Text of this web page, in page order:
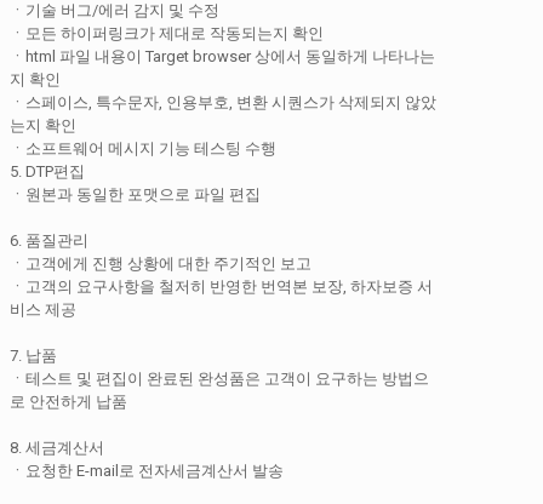
ㆍ기술 버그/에러 감지 및 수정
ㆍ모든 하이퍼링크가 제대로 작동되는지 확인
ㆍhtml 파일 내용이 Target browser 상에서 동일하게 나타나는
지 확인
ㆍ스페이스, 특수문자, 인용부호, 변환 시퀀스가 삭제되지 않았
는지 확인
ㆍ소프트웨어 메시지 기능 테스팅 수행
5. DTP편집
ㆍ원본과 동일한 포맷으로 파일 편집
6. 품질관리
ㆍ고객에게 진행 상황에 대한 주기적인 보고
ㆍ고객의 요구사항을 철저히 반영한 번역본 보장, 하자보증 서
비스 제공
7. 납품
ㆍ테스트 및 편집이 완료된 완성품은 고객이 요구하는 방법으
로 안전하게 납품
8. 세금계산서
ㆍ요청한 E-mail로 전자세금계산서 발송